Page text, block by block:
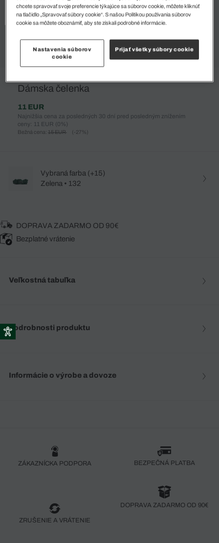
Dámska čelenka
11 EUR
Najnižšia cena za posledných 30 dní pred posledným znížením
ceny: 11 EUR (0%)
Bežná cena: 15 EUR (-27%)
Vybraná farba (+15)
Zelena • 132
DOPRAVA ZADARMO OD 90€
Bezplatné vrátenie
Veľkostná tabuľka
Podrobnosti produktu
Informácie o výrobe a dovoze
ZÁKAZNÍCKA PODPORA BEZPEČNÁ PLATBA
ZRUŠENIE A VRÁTENIE
DOPRAVA ZADARMO OD 90€
chcete spravovať svoje preferencie týkajúce sa súborov cookie, môžete kliknúť
na tlačidlo „Spravovať súbory cookie“. S našou Politikou používania súborov
cookie sa môžete oboznámiť, aby ste získali podrobné informácie.
Nastavenia súborov
cookie
Prijať všetky súbory cookie